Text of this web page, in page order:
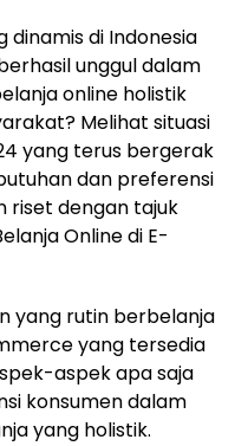
di Indonesia
unggul dalam
online holistik
Melihat situasi
yang terus bergerak
dan preferensi
riset dengan tajuk
Online di E-
yang rutin berbelanja
yang tersedia
aspek apa saja
konsumen dalam
yang holistik.